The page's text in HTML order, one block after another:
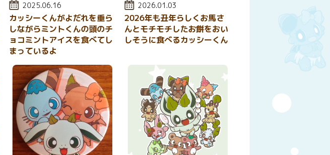
投稿日:
2025.06.16
カッシーくんがよだれを垂ら
しながらミントくんの頭のチ
ョコミントアイスを食べてし
まっているよ
投稿日:
2026.01.03
2026年も丑年らしくお馬さ
んとモチモチしたお餅をおい
しそうに食べるカッシーくん